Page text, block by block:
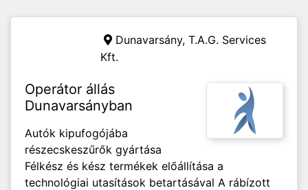
Dunavarsány, T.A.G. Services
Kft.
Operátor állás
Dunavarsányban
Autók kipufogójába
részecskeszűrők gyártása
Félkész és kész termékek előállítása a
technológiai utasítások betartásával A rábízott